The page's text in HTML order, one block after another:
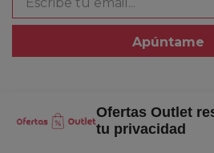
Ofertas Outlet
tu privacidad
Apúntame
Quienes somos